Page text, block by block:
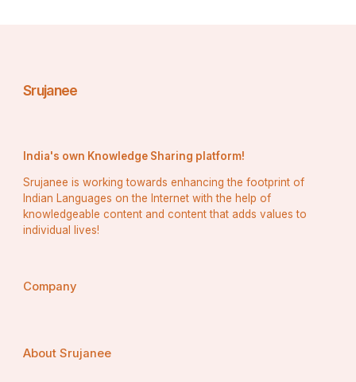
Srujanee
India's own Knowledge Sharing platform!
Srujanee is working towards enhancing the footprint of
Indian Languages on the Internet with the help of
knowledgeable content and content that adds values to
individual lives!
Company
About Srujanee